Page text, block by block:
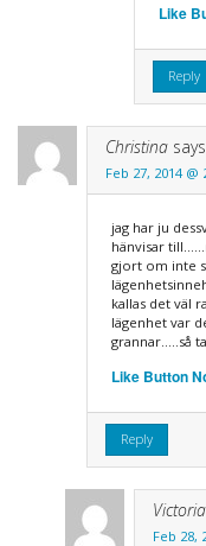
Like
Reply
Christina
Feb 27, 2014 @
jag har ju
hänvisar
gjort om inte
kallas det väl
lägenhet var
grannar…..så
Like Button
Reply
Victoria
Feb 28,